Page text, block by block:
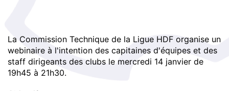
La Commission Technique de la Ligue HDF organise un
webinaire à l'intention des capitaines d'équipes et des
staff dirigeants des clubs le mercredi 14 janvier de
19h45 à 21h30.